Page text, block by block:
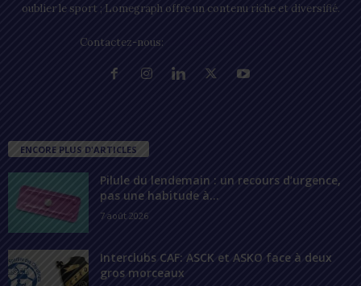
oublier le sport ; Lomegraph offre un contenu riche et diversifié.
Contactez-nous:
ENCORE PLUS D'ARTICLES
Pilule du lendemain : un recours d’urgence,
pas une habitude à...
7 août 2026
Interclubs CAF: ASCK et ASKO face à deux
gros morceaux